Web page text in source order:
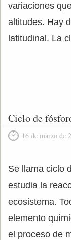
variaciones
altitudes. Hay
latitudinal. La
Ciclo de
16 de marzo de
Se llama ciclo
estudia la
ecosistema.
elemento
el proceso de